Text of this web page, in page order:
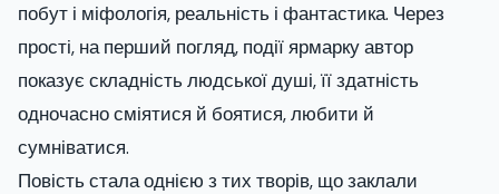
побут і міфологія, реальність і фантастика. Через
прості, на перший погляд, події ярмарку автор
показує складність людської душі, її здатність
одночасно сміятися й боятися, любити й
сумніватися.
Повість стала однією з тих творів, що заклали